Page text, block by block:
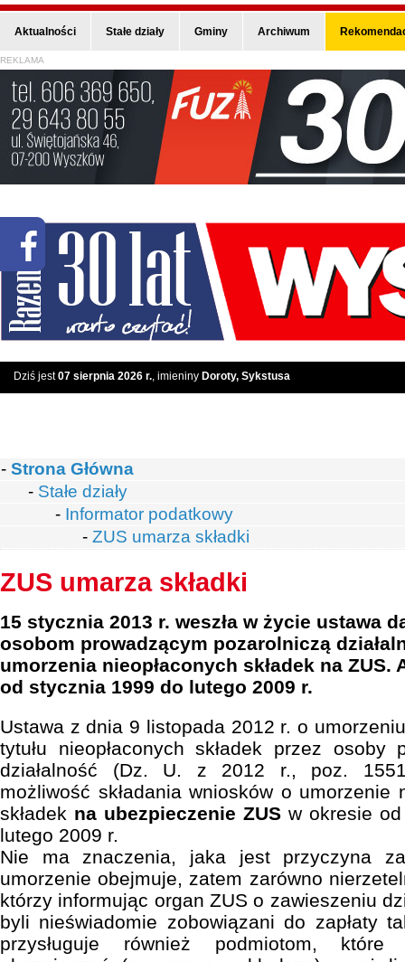
Aktualności Stałe działy Gminy Archiwum
REKLAMA
Dziś jest07 sierpnia 2026 r., imieniny Doroty, Sykstusa
- Strona Główna
- Stałe działy
- Informator podatkowy
- ZUS umarza składki
ZUS umarza składki
15 stycznia 2013 r. weszła w życie ustawa
osobom prowadzącym pozarolniczą
umorzenia nieopłaconych składek na
od stycznia 1999 do lutego 2009 r.
Ustawa z dnia 9 listopada 2012 r. o
tytułu nieopłaconych składek przez osoby
działalność (Dz. U. z 2012 r., poz.
możliwość składania wniosków o umorzenie
składek na ubezpieczenie ZUSw okresie od
lutego 2009 r.
Nie ma znaczenia, jaka jest przyczyna
umorzenie obejmuje, zatem zarówno
którzy informując organ ZUS o zawieszeniu
byli nieświadomie zobowiązani do zapłaty
przysługuje również podmiotom,